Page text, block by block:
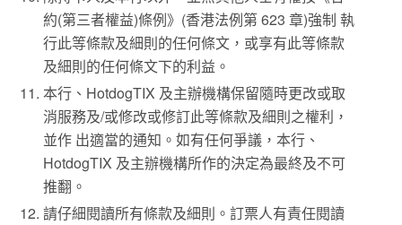
約(第三者權益)條例》(香港法例第 623 章)強制 執
行此等條款及細則的任何條文，或享有此等條款
及細則的任何條文下的利益。
本行、HotdogTIX 及主辦機構保留隨時更改或取
消服務及/或修改或修訂此等條款及細則之權利，
並作 出適當的通知。如有任何爭議，本行、
HotdogTIX 及主辦機構所作的決定為最終及不可
推翻。
請仔細閱讀所有條款及細則。訂票人有責任閱讀